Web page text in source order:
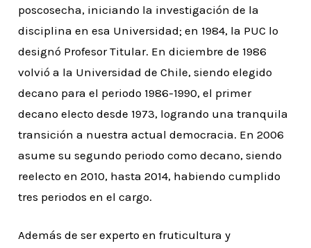
poscosecha, iniciando la investigación de la
disciplina en esa Universidad; en 1984, la PUC lo
designó Profesor Titular. En diciembre de 1986
volvió a la Universidad de Chile, siendo elegido
decano para el periodo 1986-1990, el primer
decano electo desde 1973, logrando una tranquila
transición a nuestra actual democracia. En 2006
asume su segundo periodo como decano, siendo
reelecto en 2010, hasta 2014, habiendo cumplido
tres periodos en el cargo.
Además de ser experto en fruticultura y